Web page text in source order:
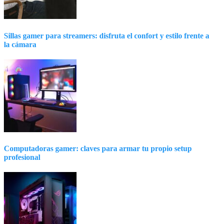
Sillas gamer para streamers: disfruta el confort y estilo frente a
la cámara
Computadoras gamer: claves para armar tu propio setup
profesional